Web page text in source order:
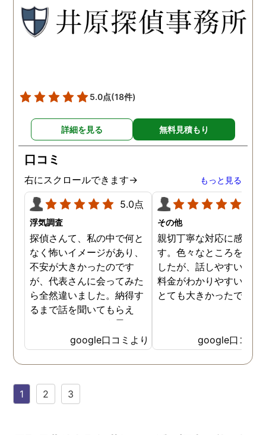
と思います。思い切ってお
願いして良かったです。 こ
の度はありがとうございま
とうございました。
5.0点(18件)
詳細を見る 無料見積もり
口コミ
右にスクロールできます→ もっと見る
5.0点
浮気調査
探偵さんて、私の中で何と
なく怖いイメージがあり、
不安が大きかったのです
が、代表さんに会ってみた
ら全然違いました。納得す
るまで話を聞いてもらえ
て、ここならという思いで
依頼しました。代表さんが
私と一緒に戦ってくれてる
感じがして、心強かったで
現在離婚調停中です。弁護
google口コミより
その他
親切丁寧な対応に感謝し
す。色々なところを探し
したが、話しやすいこと
料金がわかりやすいこと
とても大きかったです。
google口コミ
1 2 3